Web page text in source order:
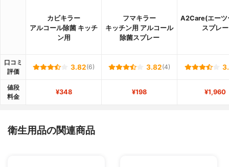
カビキラー
アルコール除菌 キッチ
ン用
フマキラー
キッチン用 アルコール
除菌スプレー
A2Care(エーツ
スプレー
口コミ
評価
3.82(6) 3.82(4)
値段
料金
¥348 ¥198 ¥1,960
衛生用品の関連商品